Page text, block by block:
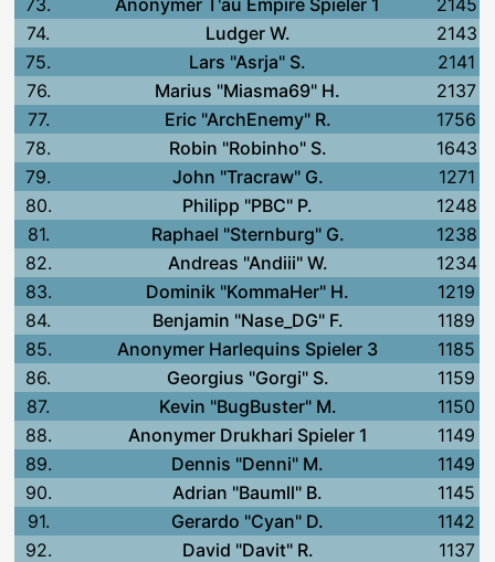
73. Anonymer T'au Empire Spieler 1
2145
74.
Ludger W.
2143
75.
Lars "Asrja" S.
2141
76.
Marius "Miasma69" H.
2137
77.
Eric "ArchEnemy" R.
1756
78.
Robin "Robinho" S.
1643
79.
John "Tracraw" G.
1271
80.
Philipp "PBC" P.
1248
81.
Raphael "Sternburg" G.
1238
82.
Andreas "Andiii" W.
1234
83.
Dominik "KommaHer" H.
1219
84.
Benjamin "Nase_DG" F.
1189
85.
Anonymer Harlequins Spieler 3
1185
86.
Georgius "Gorgi" S.
1159
87.
Kevin "BugBuster" M.
1150
88.
Anonymer Drukhari Spieler 1
1149
89.
Dennis "Denni" M.
1149
90.
Adrian "Baumll" B.
1145
91.
Gerardo "Cyan" D.
1142
92.
David "Davit" R.
1137